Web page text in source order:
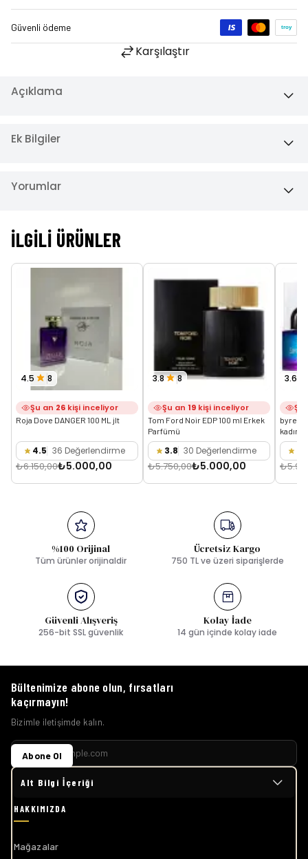
Karşılaştır
Açıklama
Ek Bilgiler
Yorumlar
İLGILI ÜRÜNLER
4.5 8
Şu an 26 kişi inceliyor
Roja Dove DANGER 100 ML jlt
4.5 36 Değerlendirme
₺6.150,00₺5.000,00
3.8 8
Şu an 19 kişi inceliyor
Tom Ford Noir EDP 100 ml Erkek
Parfümü
3.8 30 Değerlendirme
₺5.750,00₺5.000,00
3.6
Şu
byredo
kadın
%100 Orijinal
Tüm ürünler orijinaldir
Ücretsiz Kargo
750 TL ve üzeri siparişlerde
Güvenli Alışveriş
256-bit SSL güvenlik
Kolay İade
14 gün içinde kolay iade
Alt Bilgi İçeriği
Mağazalar
Bültenimize abone olun, fırsatları
kaçırmayın!
Bizimle iletişimde kalın.
Abone Ol